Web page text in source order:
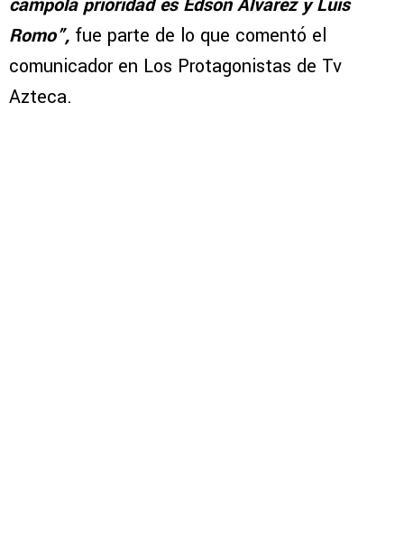
Romo”, fue parte de lo que comentó el
comunicador en Los Protagonistas de Tv
Azteca.